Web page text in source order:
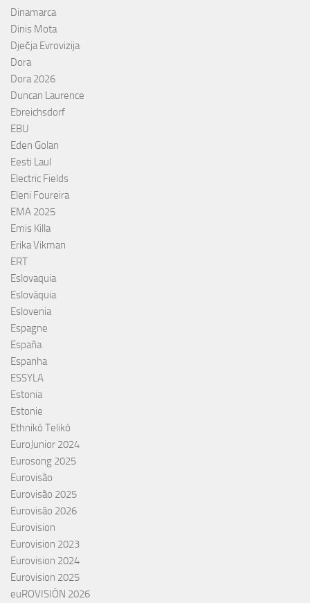
Dinamarca
Dinis Mota
Dječja Evrovizija
Dora
Dora 2026
Duncan Laurence
Ebreichsdorf
EBU
Eden Golan
Eesti Laul
Electric Fields
Eleni Foureira
EMA 2025
Emis Killa
Erika Vikman
ERT
Eslovaquia
Eslováquia
Eslovenia
Espagne
España
Espanha
ESSYLA
Estonia
Estonie
Ethnikó Telikó
EuroJunior 2024
Eurosong 2025
Eurovisão
Eurovisão 2025
Eurovisão 2026
Eurovision
Eurovision 2023
Eurovision 2024
Eurovision 2025
euROVISIÓN 2026